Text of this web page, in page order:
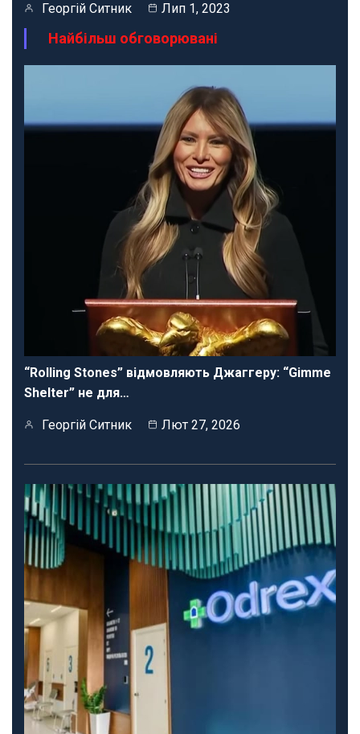
Георгій Ситник Лип 1, 2023
Найбільш обговорювані
“Rolling Stones” відмовляють Джаггеру: “Gimme
Shelter” не для…
Георгій Ситник Лют 27, 2026